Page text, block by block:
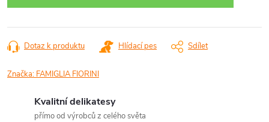
Dotaz k produktu Hlídací pes Sdílet
Značka: FAMIGLIA FIORINI
Kvalitní delikatesy
přímo od výrobců z celého světa